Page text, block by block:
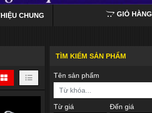
CHUNG GIỎ HÀNG
TÌM KIẾM SẢN PHẨM
Tên sản phẩm
Từ giá Đến giá